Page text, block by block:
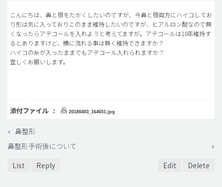
料金一覧
ご相談のお問い合わせ
こんにちは、鼻と顎をたかくしたいのですが、今鼻と顎両方にハイコしてお
り形は気に入っておりこのまま維持したいのですが、ヒアルロン酸なので無
くなったらアテコールを入れようと考えてますが。アテコールは10年維持す
るとありますけど、横に流れる事は無く維持できますか？
ハイコの糸が入ったままでもアテコール入れられますか？
宜しくお願いします。
添付ファイル : 20180403_164651.jpg
« 鼻整形
鼻整形手術後について
»
List
Reply Edit Delete